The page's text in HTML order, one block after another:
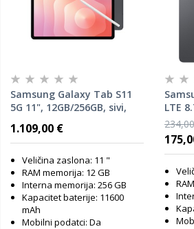
Samsung Galaxy Tab S11
5G 11", 12GB/256GB, sivi,
1.109,00 €
Veličina zaslona: 11 "
RAM memorija: 12 GB
Interna memorija: 256 GB
Kapacitet baterije: 11600
mAh
Mobilni podatci: Da
LTE
tablet